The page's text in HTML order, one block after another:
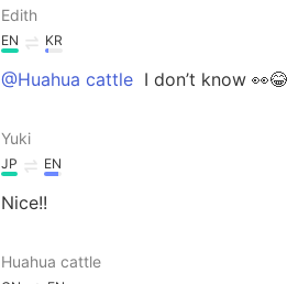
Edith
EN KR
@Huahua cattle I don’t know 👀😂
Yuki
JP EN
Nice!!
Huahua cattle